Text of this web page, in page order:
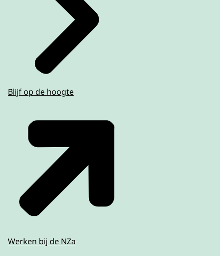
algemene bepalingen in de beleidsregel
fysiotherapie en oefentherapie aangepast
zodat ‘Instructie/overleg mantelzorger(s) van
de patiënt alleen in combinatie met
‘Individuele zitting geriatriefysio- of
oefentherapie’ gedeclareerd kan worden.
Nieuwe indicatie bij Intake en onderzoek
We passen per 2026 aan dat er sprake moet
Intake en onderzoek na screening. Dit geldt
voor de voorwaarde in alle regels voor de
paramedische zorg. Als de indicatie die volgt
uit een intake en onderzoek gelijk is aan de
indicatie tijdens een screening is dat namelijk
Verduidelijking onderscheid tussen
prestaties Groepszitting en Individuele
Blijf op de hoogte
Werken bij de NZa